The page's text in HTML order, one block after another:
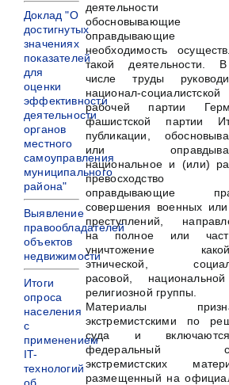
деятельности
обосновывающие
оправдывающие
необходимость
такой деятельности.
числе труды
национал-социалистской
рабочей партии
фашистской партии
публикации,
или
национальное и (или)
превосходство
оправдывающие
совершения военных
преступлений,
на полное или
уничтожение
этнической,
расовой,
религиозной группы.
Материалы
экстремистскими по
суда и
федеральный
экстремистских
размещенный на
Доклад "О
достигнутых
значениях
показателей
для
оценки
эффективности
деятельности
органов
местного
самоуправления
муниципального
района"
Выявление
правообладателей
объектов
недвижимости
Итоги
опроса
населения
с
применением
IT-
технологий